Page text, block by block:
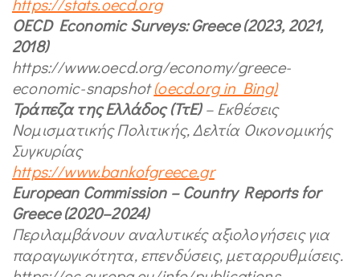
OECD Economic Surveys: Greece (2023, 2021,
2018)
https://www.oecd.org/economy/greece-
economic-snapshot(oecd.org in Bing)
Τράπεζα τηςΕλλάδος(ΤτΕ)– Εκθέσεις
Νομισματικής Πολιτικής,Δελτία Οικονομικής
Συγκυρίας
https://www.bankofgreece.gr
European Commission – Country Reports for
Greece (2020–2024)
Περιλαμβάνουν αναλυτικές αξιολογήσεις για
παραγωγικότητα,επενδύσεις,μεταρρυθμίσεις.